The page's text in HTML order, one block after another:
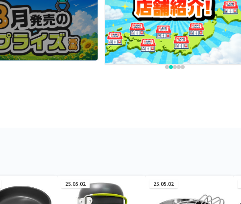
25.05.02 25.05.02